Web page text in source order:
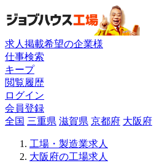
求人掲載希望の企業様
仕事検索
キープ
閲覧履歴
ログイン
会員登録
全国 三重県 滋賀県 京都府 大阪府
工場・製造業求人
大阪府の工場求人